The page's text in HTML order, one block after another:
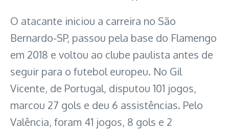
O atacante iniciou a carreira no São
Bernardo-SP, passou pela base do Flamengo
em 2018 e voltou ao clube paulista antes de
seguir para o futebol europeu. No Gil
Vicente, de Portugal, disputou 101 jogos,
marcou 27 gols e deu 6 assistências. Pelo
Valência, foram 41 jogos, 8 gols e 2